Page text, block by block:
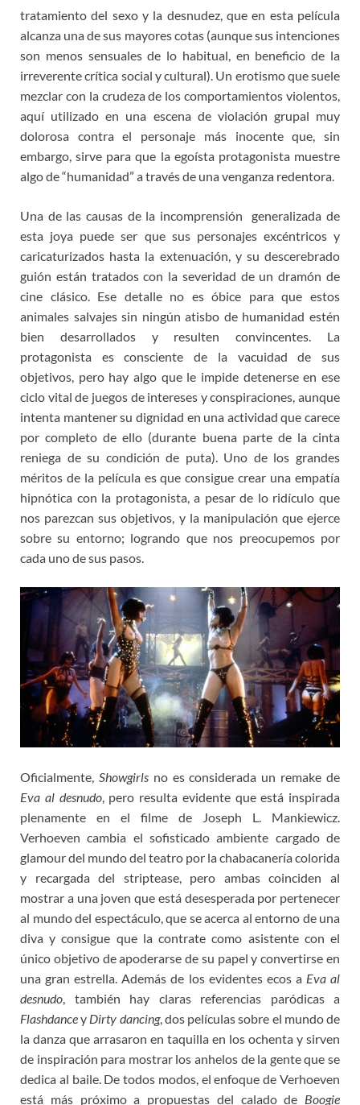
tratamiento del sexo y la desnudez, que en esta película
alcanza una de sus mayores cotas (aunque sus intenciones
son menos sensuales de lo habitual, en beneficio de la
irreverente crítica social y cultural). Un erotismo que suele
mezclar con la crudeza de los comportamientos violentos,
aquí utilizado en una escena de violación grupal muy
dolorosa contra el personaje más inocente que, sin
embargo, sirve para que la egoísta protagonista muestre
algo de “humanidad” a través de una venganza redentora.
Una de las causas de la incomprensión generalizada de
esta joya puede ser que sus personajes excéntricos y
caricaturizados hasta la extenuación, y su descerebrado
guión están tratados con la severidad de un dramón de
cine clásico. Ese detalle no es óbice para que estos
animales salvajes sin ningún atisbo de humanidad estén
bien desarrollados y resulten convincentes. La
protagonista es consciente de la vacuidad de sus
objetivos, pero hay algo que le impide detenerse en ese
ciclo vital de juegos de intereses y conspiraciones, aunque
intenta mantener su dignidad en una actividad que carece
por completo de ello (durante buena parte de la cinta
reniega de su condición de puta). Uno de los grandes
méritos de la película es que consigue crear una empatía
hipnótica con la protagonista, a pesar de lo ridículo que
nos parezcan sus objetivos, y la manipulación que ejerce
sobre su entorno; logrando que nos preocupemos por
cada uno de sus pasos.
Oficialmente, Showgirlsno es considerada un remake de
Eva al desnudo, pero resulta evidente que está inspirada
plenamente en el filme de Joseph L. Mankiewicz.
Verhoeven cambia el sofisticado ambiente cargado de
glamour del mundo del teatro por la chabacanería colorida
y recargada del striptease, pero ambas coinciden al
mostrar a una joven que está desesperada por pertenecer
al mundo del espectáculo, que se acerca al entorno de una
diva y consigue que la contrate como asistente con el
único objetivo de apoderarse de su papel y convertirse en
una gran estrella. Además de los evidentes ecos a Eva al
desnudo , también hay claras referencias paródicas a
Flashdancey Dirty dancing, dos películas sobre el mundo de
la danza que arrasaron en taquilla en los ochenta y sirven
de inspiración para mostrar los anhelos de la gente que se
dedica al baile. De todos modos, el enfoque de Verhoeven
está más próximo a propuestas del calado de Boogie